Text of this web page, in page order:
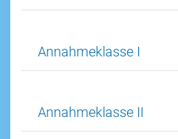
Annahmeklasse I
Annahmeklasse II